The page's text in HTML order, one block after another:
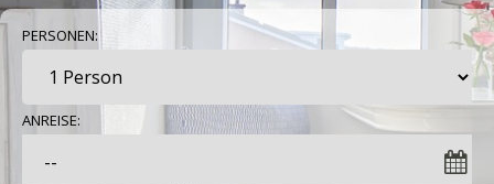
PERSONEN:
ANREISE: